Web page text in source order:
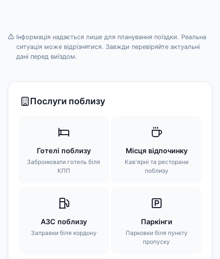
Інформація надається лише для планування поїздки. Реальна
ситуація може відрізнятися. Завжди перевіряйте актуальні
дані перед виїздом.
Послуги поблизу
Готелі поблизу
Забронювати готель біля
КПП
Місця відпочинку
Кав'ярні та ресторани
поблизу
АЗС поблизу
Заправки біля кордону
Паркінги
Парковки біля пункту
пропуску